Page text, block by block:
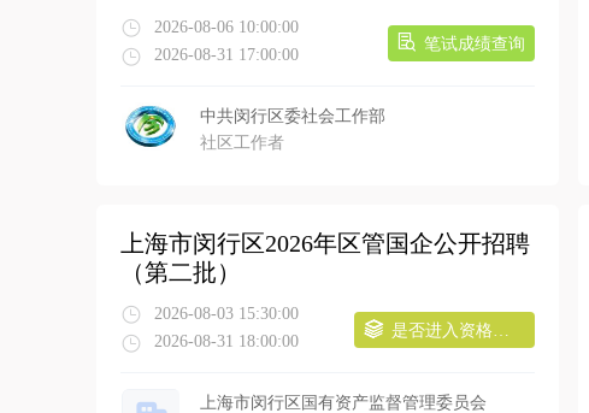
2026-08-06 10:00:00
2026-08-31 17:00:00
笔试成绩查询
中共闵行区委社会工作部
社区工作者
上海市闵行区2026年区管国企公开招聘
（第二批）
2026-08-03 15:30:00
2026-08-31 18:00:00
是否进入资格审核查询
上海市闵行区国有资产监督管理委员会